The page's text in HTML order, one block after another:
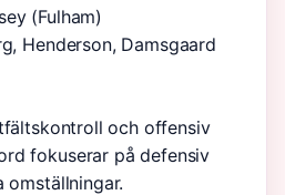
(Fulham)
Henderson, Damsgaard
och offensiv
fokuserar på defensiv
omställningar.